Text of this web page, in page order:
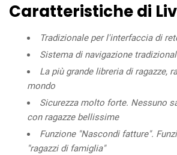
Caratteristiche di
Tradizionale per l'interfaccia di
Sistema di navigazione
La più grande libreria di ragazze,
mondo
Sicurezza molto forte. Nessuno
con ragazze bellissime
Funzione "Nascondi fatture".
"ragazzi di famiglia"